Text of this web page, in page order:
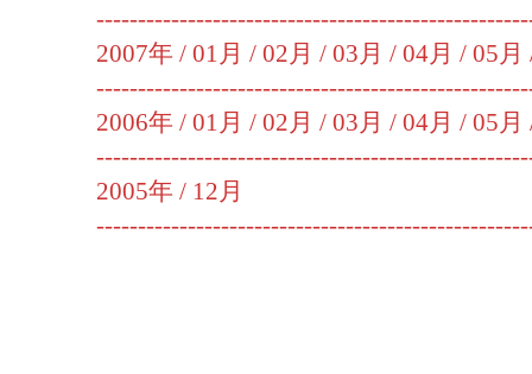
2007年 / 01月 / 02月 / 03月 / 04月 / 05月
2006年 / 01月 / 02月 / 03月 / 04月 / 05月
2005年 / 12月